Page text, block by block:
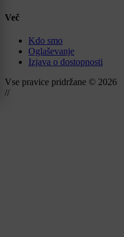
Več
Kdo smo
Oglaševanje
Izjava o dostopnosti
Vse pravice pridržane © 2026
//